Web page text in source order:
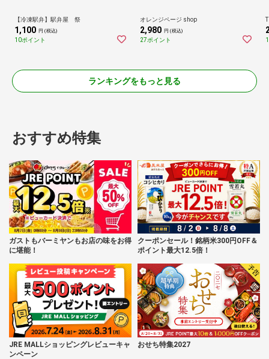
【冷凍駅弁】駅弁屋 祭
1,100 円 (税込)
10ポイント
オレンジページ shop
2,980 円 (税込)
27ポイント
ランキングをもっと見る
おすすめ特集
ガストもバーミヤンもお店の味をお得
に堪能！
クーポンセール！銘柄米300円OFF＆
ポイント最大12.5倍！
JRE MALLショッピングレビューキャ
ンペーン
おせち特集2027